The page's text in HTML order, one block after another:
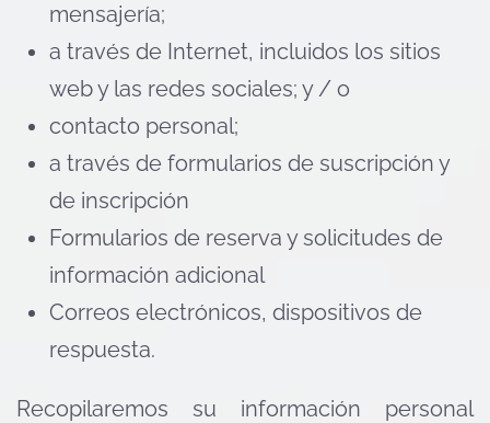
mensajería;
a través de Internet, incluidos los sitios
web y las redes sociales; y / o
contacto personal;
a través de formularios de suscripción y
de inscripción
Formularios de reserva y solicitudes de
información adicional
Correos electrónicos, dispositivos de
respuesta.
Recopilaremos su información personal